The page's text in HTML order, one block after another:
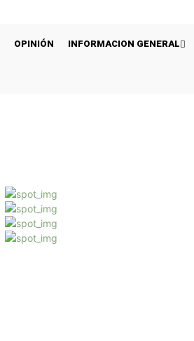
OPINIÓN INFORMACION GENERAL